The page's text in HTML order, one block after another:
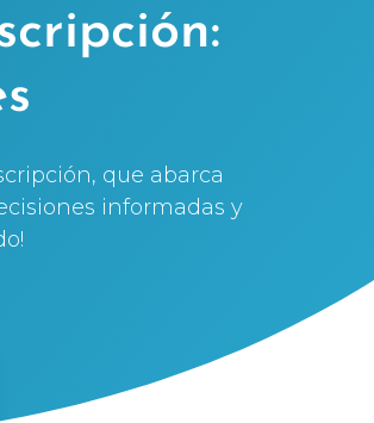
que abarca
informadas y